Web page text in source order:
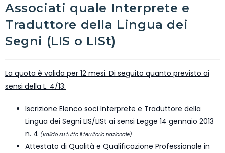
Associati quale Interprete e
Traduttore della Lingua dei
Segni (LIS o LISt)
La quota è valida per 12 mesi. Di seguito quanto previsto ai
sensi della L. 4/13:
Iscrizione Elenco soci Interprete e Traduttore della
Lingua dei Segni LIS/LISt ai sensi Legge 14 gennaio 2013
n. 4 (valido su tutto il territorio nazionale)
Attestato di Qualità e Qualificazione Professionale in